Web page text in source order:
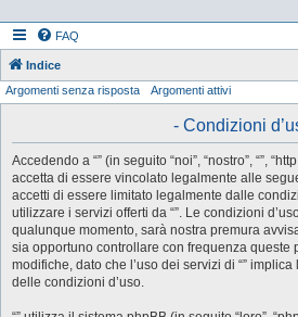
FAQ
Indice
Argomenti senza risposta Argomenti attivi
- Condizioni
Accedendo a “” (in seguito “noi”, “nostro”, “”,
accetta di essere vincolato legalmente alle
accetti di essere limitato legalmente dalle
utilizzare i servizi offerti da “”. Le condizioni
qualunque momento, sarà nostra premura
sia opportuno controllare con frequenza queste
modifiche, dato che l’uso dei servizi di “”
delle condizioni d’uso.